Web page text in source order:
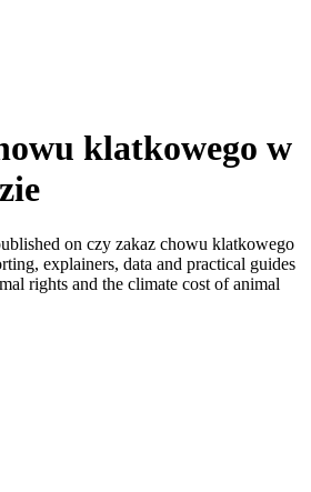
klatkowego w
on czy zakaz chowu klatkowego
explainers, data and practical guides
rights and the climate cost of animal